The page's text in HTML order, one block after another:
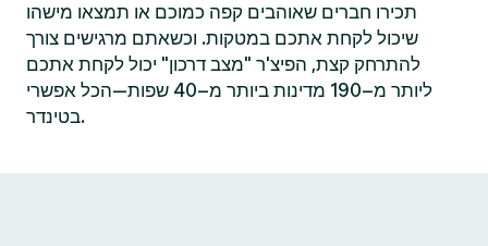
תכירו חברים שאוהבים קפה כמוכם או תמצאו מישהו
שיכול לקחת אתכם במטקות. וכשאתם מרגישים צורך
להתרחק קצת, הפיצ'ר "מצב דרכון" יכול לקחת אתכם
ליותר מ–190 מדינות ביותר מ–40 שפות—הכל אפשרי
בטינדר.